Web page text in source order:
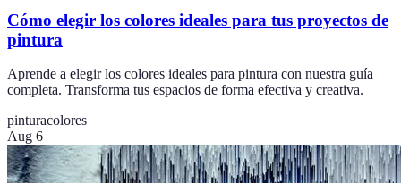
Cómo elegir los colores ideales para tus proyectos de
pintura
Aprende a elegir los colores ideales para pintura con nuestra guía
completa. Transforma tus espacios de forma efectiva y creativa.
pinturacolores
Aug 6